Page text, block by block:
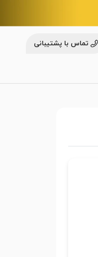
تماس با پشتیبانی